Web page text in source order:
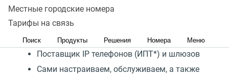
Местные городские номера
Тарифы на связь
Поиск Продукты Решения Номера Меню
Оператор связи
Разработчик программного обеспечения,
в том числе телефонных систем
Поставщик IP телефонов (ИПТ*) и шлюзов
Сами настраиваем, обслуживаем, а также